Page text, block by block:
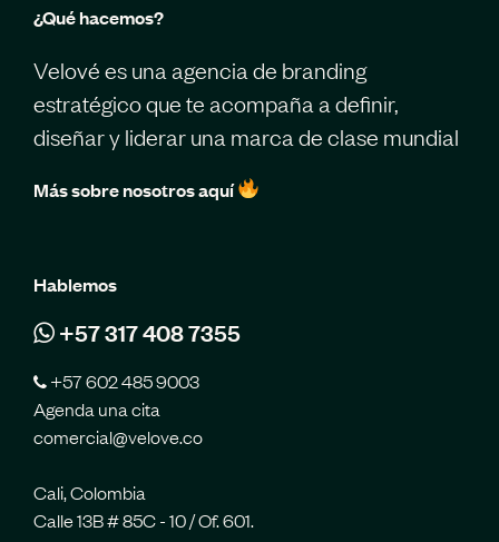
¿Qué hacemos?
Velové es una agencia de branding
estratégico que te acompaña a definir,
diseñar y liderar una marca de clase mundial
Más sobre nosotros aquí
Hablemos
+57 317 408 7355
+57 602 485 9003
Agenda una cita
comercial@velove.co
Cali, Colombia
Calle 13B # 85C - 10 / Of. 601.